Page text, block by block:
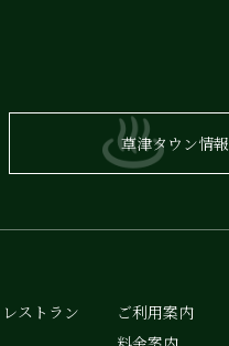
草津タウン情報
レストラン
ご利用案内